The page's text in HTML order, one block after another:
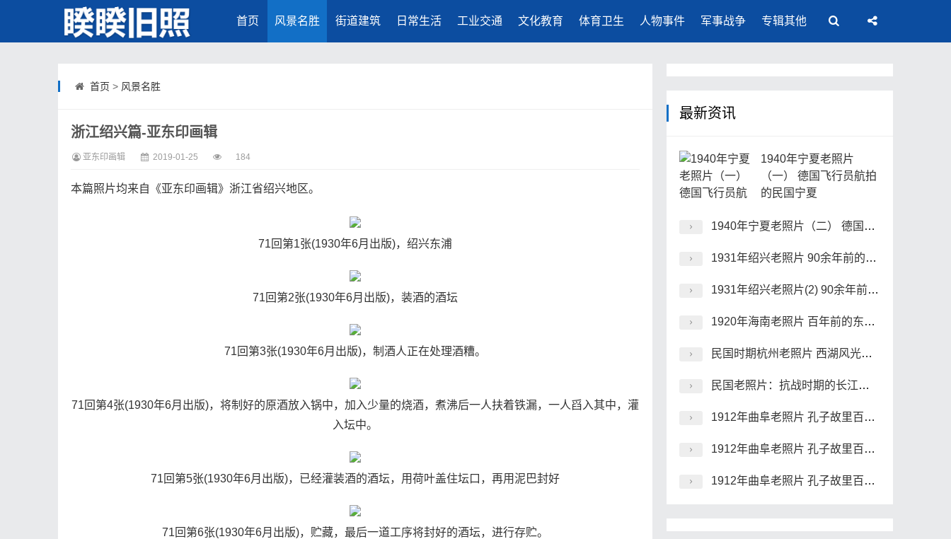
首页 风景名胜 街道建筑 日常生活 工业交通 文化教育 体育卫生 人物事件 军事战争 专辑其他
首页 > 风景名胜
浙江绍兴篇-亚东印画辑
亚东印画辑 2019-01-25 184
本篇照片均来自《亚东印画辑》浙江省绍兴地区。
71回第1张(1930年6月出版)，绍兴东浦
71回第2张(1930年6月出版)，装酒的酒坛
71回第3张(1930年6月出版)，制酒人正在处理酒糟。
71回第4张(1930年6月出版)，将制好的原酒放入锅中，加入少量的烧酒，煮沸后一人扶着铁漏，一人舀入其中，灌
入坛中。
71回第5张(1930年6月出版)，已经灌装酒的酒坛，用荷叶盖住坛口，再用泥巴封好
71回第6张(1930年6月出版)，贮藏，最后一道工序将封好的酒坛，进行存贮。
最新资讯
1940年宁夏老照片
（一） 德国飞行员航拍
的民国宁夏
1940年宁夏老照片（二） 德国飞行员航拍的民国宁夏
1931年绍兴老照片 90余年前的水乡绍兴风貌
1931年绍兴老照片(2) 90余年前的水乡绍兴风貌
1920年海南老照片 百年前的东坡祠、昌明塔、海瑞墓
民国时期杭州老照片 西湖风光及灵隐寺
民国老照片：抗战时期的长江沿岸风景
1912年曲阜老照片 孔子故里百年前彩色影像（上）
1912年曲阜老照片 孔子故里百年前彩色影像（中）
1912年曲阜老照片 孔子故里百年前彩色影像（下）